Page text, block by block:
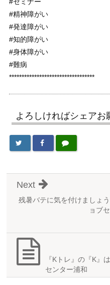
#セミナー
#精神障がい
#発達障がい
#知的障がい
#身体障がい
#難病
**********************************
よろしければシェアお
残暑バテに気を付けましょ
ョブ
Next
『Kトレ』の『K』
センター浦和